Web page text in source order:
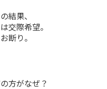
結果、
交際希望。
断り。
方がなぜ？